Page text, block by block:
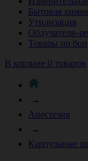
Бытовая
Утилизация
Облучатели-
Товары по
В корзине 0 товаров
→
Анестезия
→
Карпульные